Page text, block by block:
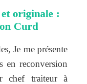
originale :
Curd
Je me présente
en reconversion
chef traiteur à